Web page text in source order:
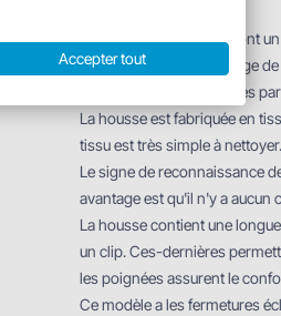
Les parois de la housse ont
avec un anneau de guidage
toujours séparées et fixées
La housse est fabriquée en
tissu est très simple à nettoyer.
Le signe de reconnaissance
avantage est qu'il n'y a
La housse contient une
un clip. Ces-dernières
les poignées assurent le
Ce modèle a les fermetures
Accepter tout